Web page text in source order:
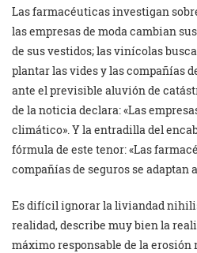
Las farmacéuticas investigan
las empresas de moda cambian
de sus vestidos; las vinícolas
plantar las vides y las compañías
ante el previsible aluvión de
de la noticia declara: «Las
climático». Y la entradilla del
fórmula de este tenor: «Las
compañías de seguros se adaptan
Es difícil ignorar la liviandad
realidad, describe muy bien la
máximo responsable de la erosión